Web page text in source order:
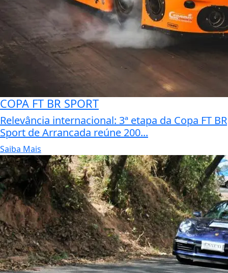
COPA FT BR SPORT
Relevância internacional: 3ª etapa da Copa FT BR
Sport de Arrancada reúne 200...
Saiba Mais